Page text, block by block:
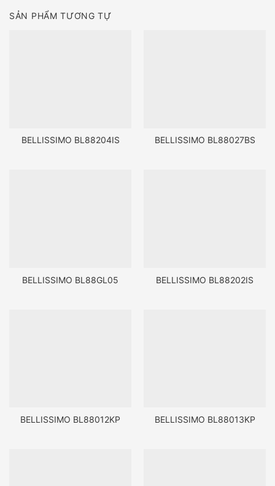
SẢN PHẨM TƯƠNG TỰ
BELLISSIMO BL88204IS BELLISSIMO BL88027BS
BELLISSIMO BL88GL05 BELLISSIMO BL88202IS
BELLISSIMO BL88012KP BELLISSIMO BL88013KP